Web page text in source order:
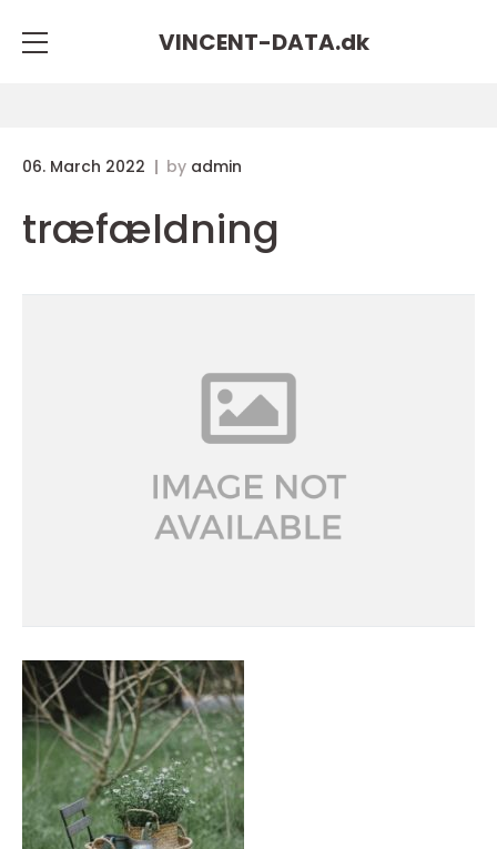
VINCENT-DATA.dk
06. March 2022 by admin
træfældning